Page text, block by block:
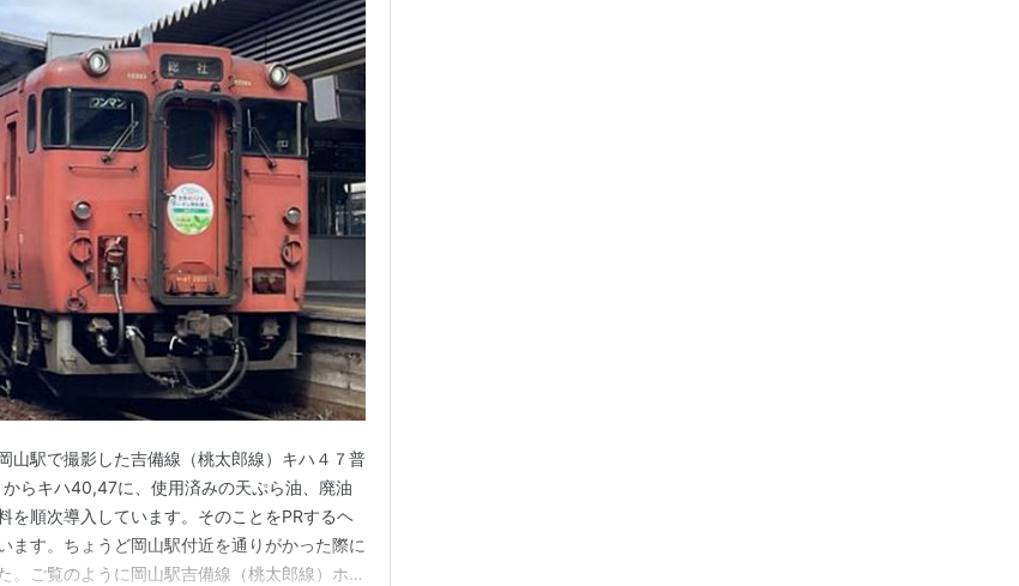
原線
の路面電車化を検討していると発表した。
留所の増設によるアクセシビリティの向上
の路面電車ネットワークとの連係を図って
山駅で撮影した吉備線（桃太郎線）キハ４７普
らキハ40,47に、使用済みの天ぷら油、廃油
を順次導入しています。そのことをPRするヘ
ます。ちょうど岡山駅付近を通りがかった際に
。ご覧のように岡山駅吉備線（桃太郎線）ホー